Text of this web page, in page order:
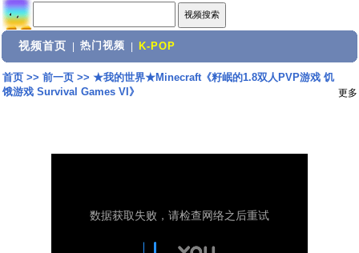
视频首页 热门视频 K-POP
首页>> 前一页>> ★我的世界★Minecraft《籽岷的1.8双人PVP游戏 饥
饿游戏 Survival Games VI》
更多